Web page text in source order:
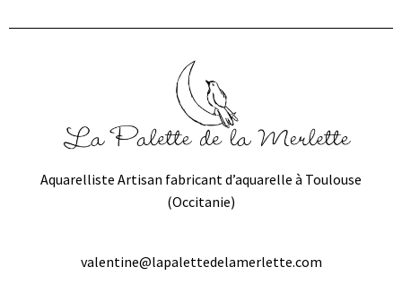
Aquarelliste Artisan fabricant d’aquarelle à Toulouse
(Occitanie)
valentine@lapalettedelamerlette.com